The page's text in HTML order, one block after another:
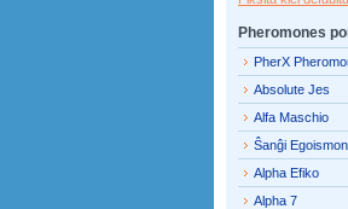
Pheromones
PherX
Absolute Jes
Alfa Maschio
Ŝanĝi
Alpha Efiko
Alpha 7